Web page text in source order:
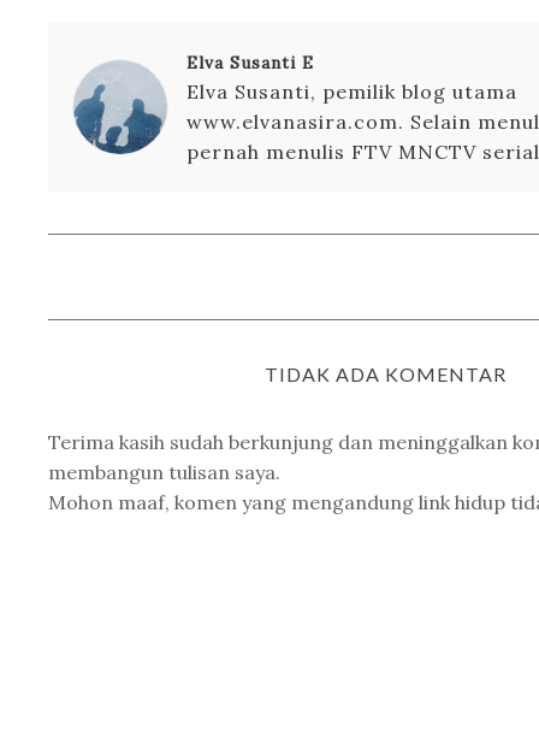
Elva Susanti E
Elva Susanti, pemilik blog utama
www.elvanasira.com. Selain
pernah menulis FTV MNCTV
TIDAK ADA KOMENTAR
Terima kasih sudah berkunjung dan meninggalkan
membangun tulisan saya.
Mohon maaf, komen yang mengandung link hidup